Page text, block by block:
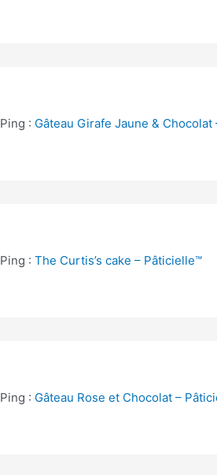
Ping : Gâteau Girafe Jaune &
Ping :The Curtis’s cake – Pâticielle™
Ping : Gâteau Rose et Chocolat –